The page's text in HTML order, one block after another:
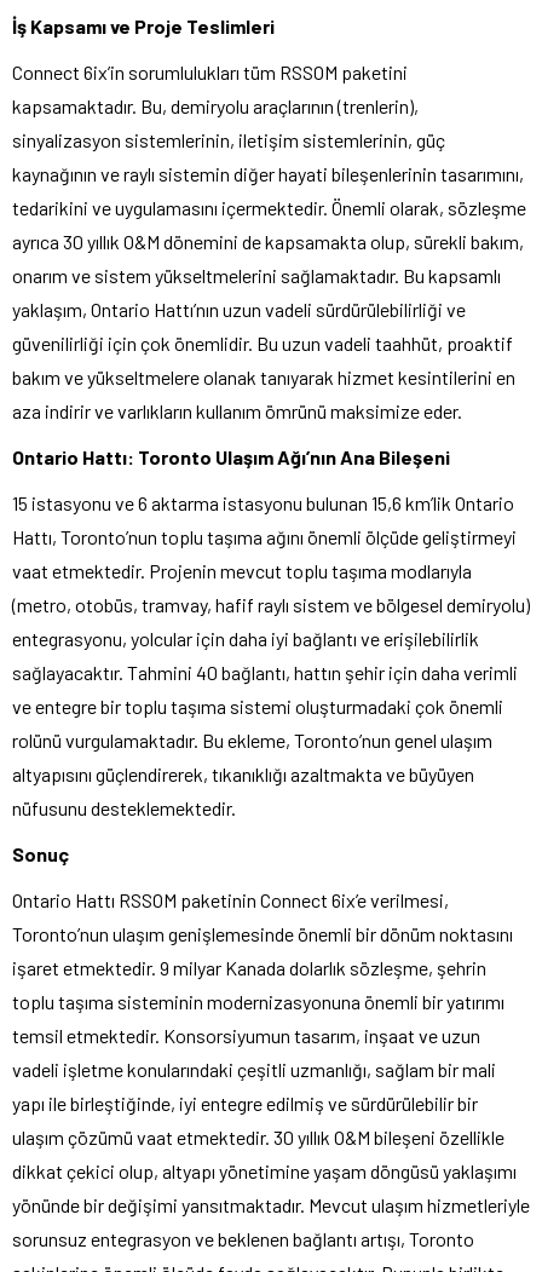
İş Kapsamı ve Proje Teslimleri
Connect 6ix’in sorumlulukları tüm RSSOM paketini
kapsamaktadır. Bu, demiryolu araçlarının (trenlerin),
sinyalizasyon sistemlerinin, iletişim sistemlerinin, güç
kaynağının ve raylı sistemin diğer hayati bileşenlerinin tasarımını,
tedarikini ve uygulamasını içermektedir. Önemli olarak, sözleşme
ayrıca 30 yıllık O&M dönemini de kapsamakta olup, sürekli bakım,
onarım ve sistem yükseltmelerini sağlamaktadır. Bu kapsamlı
yaklaşım, Ontario Hattı’nın uzun vadeli sürdürülebilirliği ve
güvenilirliği için çok önemlidir. Bu uzun vadeli taahhüt, proaktif
bakım ve yükseltmelere olanak tanıyarak hizmet kesintilerini en
aza indirir ve varlıkların kullanım ömrünü maksimize eder.
Ontario Hattı: Toronto Ulaşım Ağı’nın Ana Bileşeni
15 istasyonu ve 6 aktarma istasyonu bulunan 15,6 km’lik Ontario
Hattı, Toronto’nun toplu taşıma ağını önemli ölçüde geliştirmeyi
vaat etmektedir. Projenin mevcut toplu taşıma modlarıyla
(metro, otobüs, tramvay, hafif raylı sistem ve bölgesel demiryolu)
entegrasyonu, yolcular için daha iyi bağlantı ve erişilebilirlik
sağlayacaktır. Tahmini 40 bağlantı, hattın şehir için daha verimli
ve entegre bir toplu taşıma sistemi oluşturmadaki çok önemli
rolünü vurgulamaktadır. Bu ekleme, Toronto’nun genel ulaşım
altyapısını güçlendirerek, tıkanıklığı azaltmakta ve büyüyen
nüfusunu desteklemektedir.
Sonuç
Ontario Hattı RSSOM paketinin Connect 6ix’e verilmesi,
Toronto’nun ulaşım genişlemesinde önemli bir dönüm noktasını
işaret etmektedir. 9 milyar Kanada dolarlık sözleşme, şehrin
toplu taşıma sisteminin modernizasyonuna önemli bir yatırımı
temsil etmektedir. Konsorsiyumun tasarım, inşaat ve uzun
vadeli işletme konularındaki çeşitli uzmanlığı, sağlam bir mali
yapı ile birleştiğinde, iyi entegre edilmiş ve sürdürülebilir bir
ulaşım çözümü vaat etmektedir. 30 yıllık O&M bileşeni özellikle
dikkat çekici olup, altyapı yönetimine yaşam döngüsü yaklaşımı
yönünde bir değişimi yansıtmaktadır. Mevcut ulaşım hizmetleriyle
sorunsuz entegrasyon ve beklenen bağlantı artışı, Toronto